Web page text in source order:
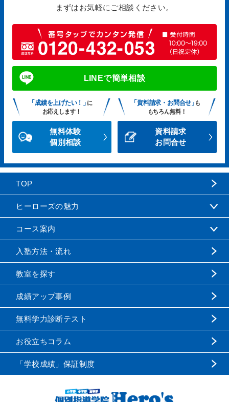
まずはお気軽にご相談ください。
LINEで簡単相談
「成績を上げたい！」に
お応えします！
無料体験
個別相談
「資料請求・お問合せ」も
もちろん無料！
資料請求
お問合せ
TOP
ヒーローズの魅力
コース案内
入塾方法・流れ
教室を探す
成績アップ事例
無料学力診断テスト
お役立ちコラム
「学校成績」保証制度